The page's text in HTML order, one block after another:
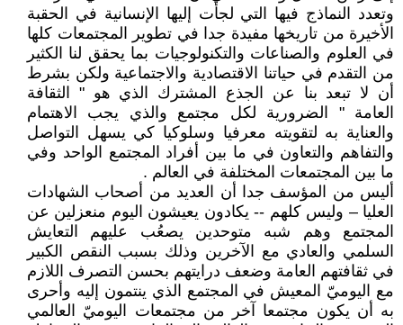
وتعدد النماذج فيها التي لجأت إليها الإنسانية في الحقبة
الأخيرة من تاريخها مفيدة جدا في تطوير المجتمعات كلها
في العلوم والصناعات والتكنولوجيات بما يحقق لنا الكثير
من التقدم في حياتنا الاقتصادية والاجتماعية ولكن بشرط
أن لا تبعد بنا عن الجذع المشترك الذي هو " الثقافة
العامة " الضرورية لكل مجتمع والذي يجب الاهتمام
والعناية به لتقويته معرفيا وسلوكيا كي يسهل التواصل
والتفاهم والتعاون في ما بين أفراد المجتمع الواحد وفي
ما بين المجتمعات المختلفة في العالم .
أليس من المؤسف جدا أن العديد من أصحاب الشهادات
العليا – وليس كلهم -- يكادون يعيشون اليوم منعزلين عن
المجتمع وهم شبه متوحدين يصعُب عليهم التعايش
السلمي والعادي مع الآخرين وذلك بسبب النقص الكبير
في ثقافتهم العامة وضعف درايتهم بحسن التصرف اللازم
مع اليوميّ المعيش في المجتمع الذي ينتمون إليه وأحرى
به أن يكون مجتمعا آخر من مجتمعات اليوميّ العالمي